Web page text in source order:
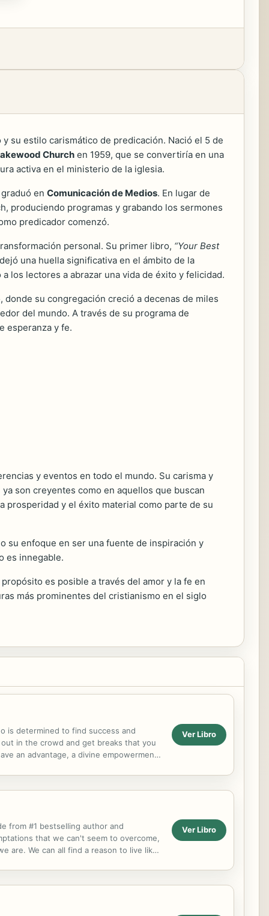
su estilo carismático de predicación. Nació el 5 de
Church en 1959, que se convertiría en una
activa en el ministerio de la iglesia.
en Comunicación de Medios. En lugar de
produciendo programas y grabando los sermones
predicador comenzó.
personal. Su primer libro, “Your Best
una huella significativa en el ámbito de la
los lectores a abrazar una vida de éxito y felicidad.
su congregación creció a decenas de miles
del mundo. A través de su programa de
esperanza y fe.
y eventos en todo el mundo. Su carisma y
son creyentes como en aquellos que buscan
prosperidad y el éxito material como parte de su
su enfoque en ser una fuente de inspiración y
es innegable.
es posible a través del amor y la fe en
más prominentes del cristianismo en el siglo
is determined to find success and
in the crowd and get breaks that you
an advantage, a divine empowerment,
Ver Libro
from #1 bestselling author and
that we can't seem to overcome,
are. We can all find a reason to live like
Ver Libro